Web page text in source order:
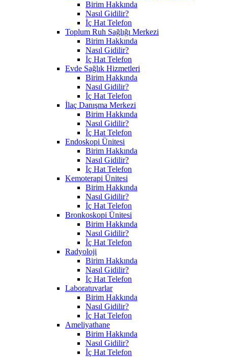
Birim Hakkında
Nasıl Gidilir?
İç Hat Telefon
Toplum Ruh Sağlığı Merkezi
Birim Hakkında
Nasıl Gidilir?
İç Hat Telefon
Evde Sağlık Hizmetleri
Birim Hakkında
Nasıl Gidilir?
İç Hat Telefon
İlaç Danışma Merkezi
Birim Hakkında
Nasıl Gidilir?
İç Hat Telefon
Endoskopi Ünitesi
Birim Hakkında
Nasıl Gidilir?
İç Hat Telefon
Kemoterapi Ünitesi
Birim Hakkında
Nasıl Gidilir?
İç Hat Telefon
Bronkoskopi Ünitesi
Birim Hakkında
Nasıl Gidilir?
İç Hat Telefon
Radyoloji
Birim Hakkında
Nasıl Gidilir?
İç Hat Telefon
Laboratuvarlar
Birim Hakkında
Nasıl Gidilir?
İç Hat Telefon
Ameliyathane
Birim Hakkında
Nasıl Gidilir?
İç Hat Telefon